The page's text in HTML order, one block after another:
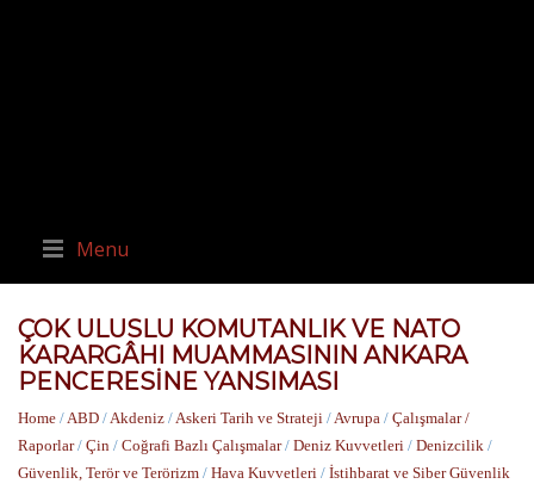
Menu
ÇOK ULUSLU KOMUTANLIK VE NATO
KARARGÂHI MUAMMASININ ANKARA
PENCERESİNE YANSIMASI
Home /ABD /Akdeniz /Askeri Tarih ve Strateji /Avrupa / Çalışmalar /
Raporlar/ Çin / Coğrafi Bazlı Çalışmalar/ Deniz Kuvvetleri / Denizcilik /
Güvenlik, Terör ve Terörizm / Hava Kuvvetleri / İstihbarat ve Siber Güvenlik